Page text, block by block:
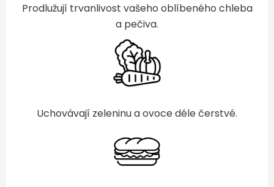
Prodlužují trvanlivost vašeho oblíbeného chleba
a pečiva.
Uchovávají zeleninu a ovoce déle čerstvé.